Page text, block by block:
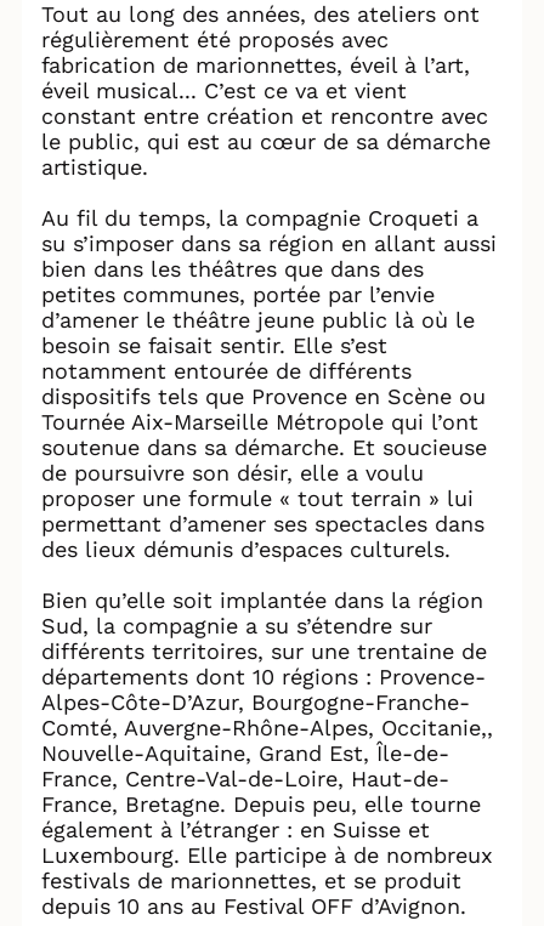
Tout au long des années, des ateliers ont
régulièrement été proposés avec
fabrication de marionnettes, éveil à l’art,
éveil musical... C’est ce va et vient
constant entre création et rencontre avec
le public, qui est au cœur de sa démarche
artistique.
Au fil du temps, la compagnie Croqueti a
su s’imposer dans sa région en allant aussi
bien dans les théâtres que dans des
petites communes, portée par l’envie
d’amener le théâtre jeune public là où le
besoin se faisait sentir. Elle s’est
notamment entourée de différents
dispositifs tels que Provence en Scène ou
Tournée Aix-Marseille Métropole qui l’ont
soutenue dans sa démarche. Et soucieuse
de poursuivre son désir, elle a voulu
proposer une formule « tout terrain » lui
permettant d’amener ses spectacles dans
des lieux démunis d’espaces culturels.
Bien qu’elle soit implantée dans la région
Sud, la compagnie a su s’étendre sur
différents territoires, sur une trentaine de
départements dont 10 régions : Provence-
Alpes-Côte-D’Azur, Bourgogne-Franche-
Comté, Auvergne-Rhône-Alpes, Occitanie,,
Nouvelle-Aquitaine, Grand Est, Île-de-
France, Centre-Val-de-Loire, Haut-de-
France, Bretagne. Depuis peu, elle tourne
également à l’étranger : en Suisse et
Luxembourg. Elle participe à de nombreux
festivals de marionnettes, et se produit
depuis 10 ans au Festival OFF d’Avignon.